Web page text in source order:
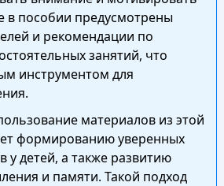
в пособии предусмотрены
и рекомендации по
занятий, что
инструментом для
материалов из этой
формированию уверенных
у детей, а также развитию
и памяти. Такой подход